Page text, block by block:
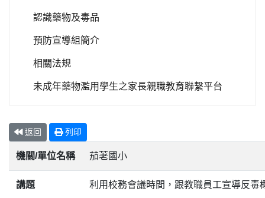
認識藥物及毒品
預防宣導組簡介
相關法規
未成年藥物濫用學生之家長親職教育聯繫平台
返回 列印
機關/單位名稱 茄荖國小
講題 利用校務會議時間，跟教職員工宣導反毒